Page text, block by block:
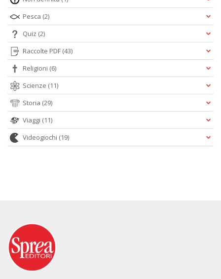
Pesca (2)
Quiz (2)
Raccolte PDF (43)
Religioni (6)
Scienze (11)
Storia (29)
Viaggi (11)
Videogiochi (19)